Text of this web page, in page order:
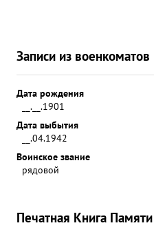
Записи из военкоматов
Дата рождения
__.__.1901
Дата выбытия
__.04.1942
Воинское звание
рядовой
Печатная Книга Памяти